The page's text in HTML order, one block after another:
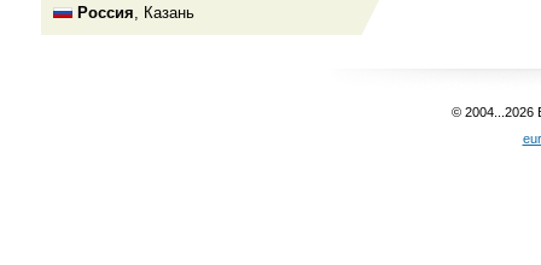
Россия, Казань
© 2004...2026